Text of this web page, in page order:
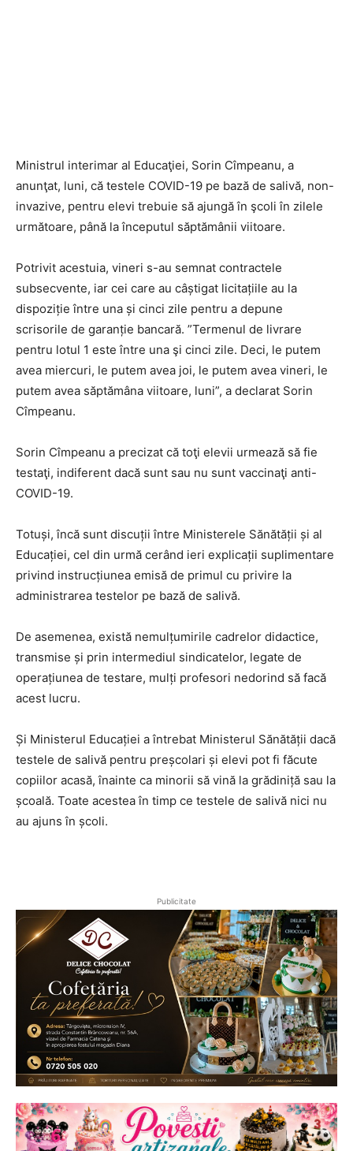
Ministrul interimar al Educaţiei, Sorin Cîmpeanu, a
anunţat, luni, că testele COVID-19 pe bază de salivă, non-
invazive, pentru elevi trebuie să ajungă în şcoli în zilele
următoare, până la începutul săptămânii viitoare.
Potrivit acestuia, vineri s-au semnat contractele
subsecvente, iar cei care au câștigat licitațiile au la
dispoziție între una și cinci zile pentru a depune
scrisorile de garanție bancară. ”Termenul de livrare
pentru lotul 1 este între una şi cinci zile. Deci, le putem
avea miercuri, le putem avea joi, le putem avea vineri, le
putem avea săptămâna viitoare, luni”, a declarat Sorin
Cîmpeanu.
Sorin Cîmpeanu a precizat că toţi elevii urmează să fie
testaţi, indiferent dacă sunt sau nu sunt vaccinaţi anti-
COVID-19.
Totuși, încă sunt discuții între Ministerele Sănătății și al
Educației, cel din urmă cerând ieri explicații suplimentare
privind instrucțiunea emisă de primul cu privire la
administrarea testelor pe bază de salivă.
De asemenea, există nemulțumirile cadrelor didactice,
transmise și prin intermediul sindicatelor, legate de
operațiunea de testare, mulți profesori nedorind să facă
acest lucru.
Și Ministerul Educației a întrebat Ministerul Sănătății dacă
testele de salivă pentru preșcolari și elevi pot fi făcute
copiilor acasă, înainte ca minorii să vină la grădiniță sau la
școală. Toate acestea în timp ce testele de salivă nici nu
au ajuns în școli.
Publicitate